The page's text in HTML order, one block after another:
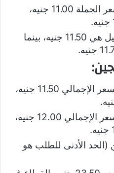
الاستلام من المنفذ: سعر الجملة 11.00 جنيه،
تكلفة الاستلام والتوصيل هي 11.50 جنيه، بينما
الاستلام من المنفذ: السعر الإجمالي 11.50 جنيه،
الاستلام والتوصيل: السعر الإجمالي 12.00 جنيه،
الأدنى للطلب هو